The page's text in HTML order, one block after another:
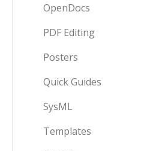
OpenDocs
PDF Editing
Posters
Quick Guides
SysML
Templates